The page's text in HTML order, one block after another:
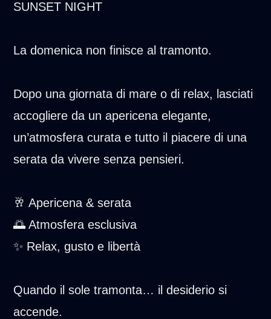
SUNSET NIGHT
La domenica non finisce al tramonto.
Dopo una giornata di mare o di relax, lasciati
accogliere da un apericena elegante,
un’atmosfera curata e tutto il piacere di una
serata da vivere senza pensieri.
🥂 Apericena & serata
🌅 Atmosfera esclusiva
✨ Relax, gusto e libertà
Quando il sole tramonta… il desiderio si
accende.